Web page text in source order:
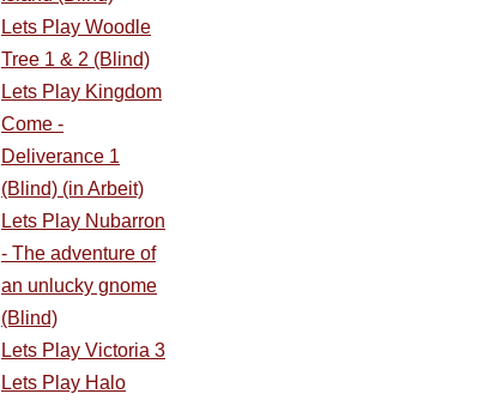
Lets Play Woodle
Tree 1 & 2 (Blind)
Lets Play Kingdom
Come -
Deliverance 1
(Blind) (in Arbeit)
Lets Play Nubarron
- The adventure of
an unlucky gnome
(Blind)
Lets Play Victoria 3
Lets Play Halo